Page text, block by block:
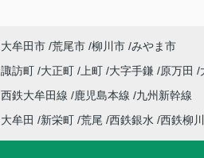
大牟田市 荒尾市 柳川市 みやま市
諏訪町 大正町 上町 大字手鎌 原万田
西鉄大牟田線 鹿児島本線
九州新幹線
大牟田 新栄町 荒尾 西鉄銀水 西鉄柳川